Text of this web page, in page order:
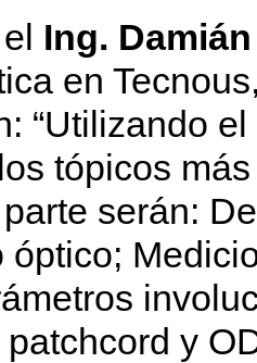
Ing.
en
“Utilizando
tópicos
serán:
óptico;
y